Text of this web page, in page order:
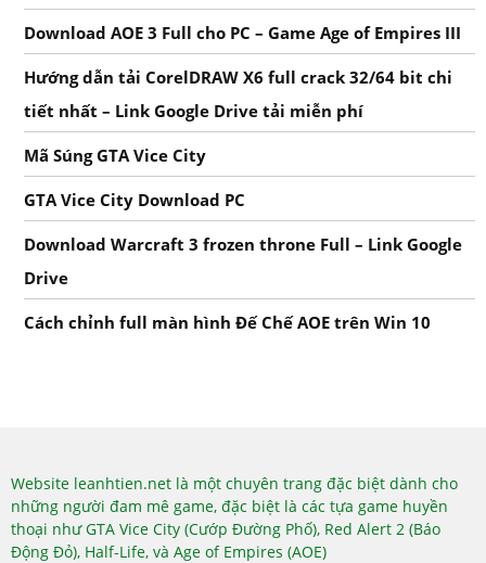
Download AOE 3 Full cho PC – Game Age of Empires III
Hướng dẫn tải CorelDRAW X6 full crack 32/64 bit chi
tiết nhất – Link Google Drive tải miễn phí
Mã Súng GTA Vice City
GTA Vice City Download PC
Download Warcraft 3 frozen throne Full – Link Google
Drive
Cách chỉnh full màn hình Đế Chế AOE trên Win 10
Website leanhtien.net là một chuyên trang đặc biệt dành cho
những người đam mê game, đặc biệt là các tựa game huyền
thoại như GTA Vice City (Cướp Đường Phố), Red Alert 2 (Báo
Động Đỏ), Half-Life, và Age of Empires (AOE)